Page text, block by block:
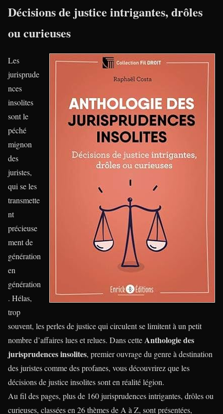
Décisions de justice intrigantes, drôles
ou curieuses
Les
jurisprude
nces
insolites
sont le
péché
mignon
des
juristes,
qui se les
transmette
nt
précieuse
ment de
génération
en
génération
. Hélas,
trop
souvent, les perles de justice qui circulent se limitent à un petit
nombre d’affaires lues et relues. Dans cette Anthologie des
jurisprudences insolites, premier ouvrage du genre à destination
des juristes comme des profanes, vous découvrirez que les
décisions de justice insolites sont en réalité légion.
Au fil des pages, plus de 160 jurisprudences intrigantes, drôles ou
curieuses, classées en 26 thèmes de A à Z, sont présentées,